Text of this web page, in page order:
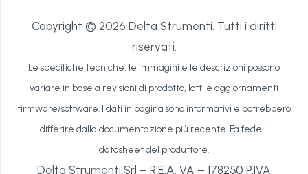
Copyright © 2026 Delta Strumenti. Tutti i diritti
riservati.
Le specifiche tecniche, le immagini e le descrizioni possono
variare in base a revisioni di prodotto, lotti e aggiornamenti
firmware/software. I dati in pagina sono informativi e potrebbero
differire dalla documentazione più recente. Fa fede il
datasheet del produttore.
Delta Strumenti Srl – R.E.A. VA – 178250 P.IVA